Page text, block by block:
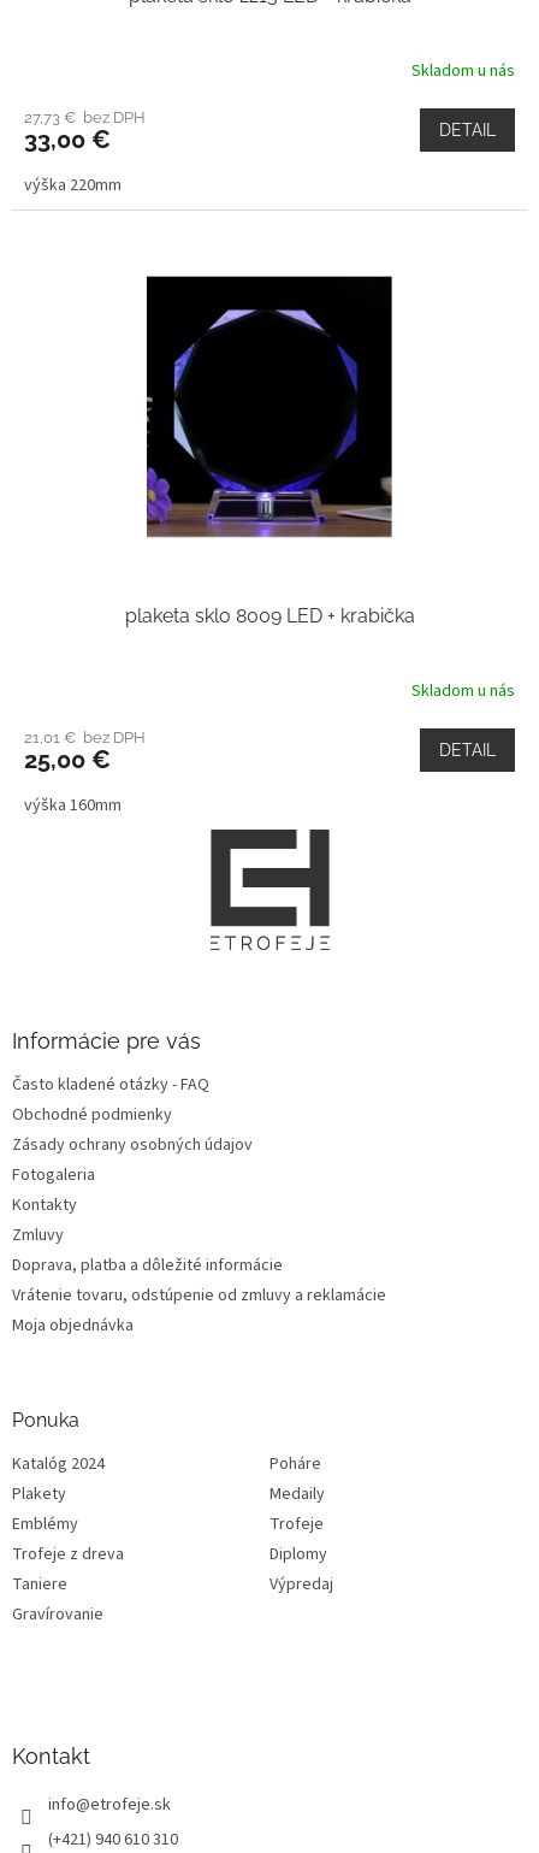
Skladom u nás
27,73 € bez DPH
33,00 € DETAIL
výška 220mm
plaketa sklo 8009 LED + krabička
Skladom u nás
21,01 € bez DPH
25,00 € DETAIL
výška 160mm
Informácie pre vás
Často kladené otázky - FAQ
Obchodné podmienky
Zásady ochrany osobných údajov
Fotogaleria
Kontakty
Zmluvy
Doprava, platba a dôležité informácie
Vrátenie tovaru, odstúpenie od zmluvy a reklamácie
Moja objednávka
Ponuka
Katalóg 2024
Poháre
Plakety
Medaily
Emblémy
Trofeje
Trofeje z dreva
Diplomy
Taniere
Výpredaj
Gravírovanie
Kontakt
info@etrofeje.sk
(+421) 940 610 310